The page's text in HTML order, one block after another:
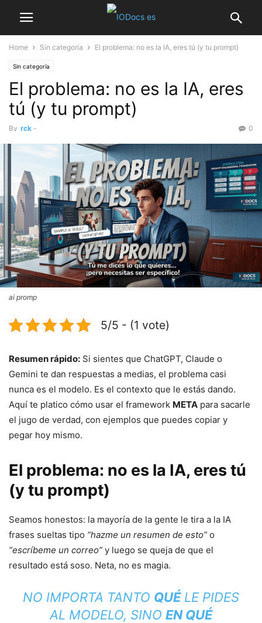
Home Sin categoría El problema: no es la IA, eres tú (y tu prompt)
Sin categoría
El problema: no es la IA, eres
tú (y tu prompt)
By rck - 0
ai promp
5/5 - (1 vote)
Resumen rápido: Si sientes que ChatGPT, Claude o
Gemini te dan respuestas a medias, el problema casi
nunca es el modelo. Es el contexto que le estás dando.
Aquí te platico cómo usar el framework META para sacarle
el jugo de verdad, con ejemplos que puedes copiar y
pegar hoy mismo.
El problema: no es la IA, eres tú
(y tu prompt)
Seamos honestos: la mayoría de la gente le tira a la IA
frases sueltas tipo “hazme un resumen de esto” o
“escríbeme un correo” y luego se queja de que el
resultado está soso. Neta, no es magia.
NO IMPORTA TANTO QUÉLE PIDES
AL MODELO, SINO EN QUÉ